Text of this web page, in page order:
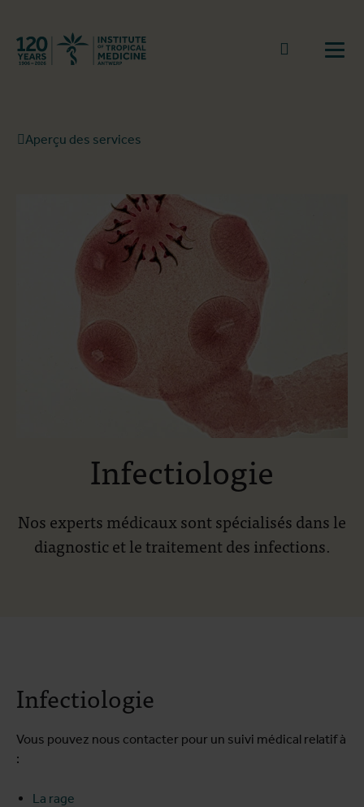
Retourner à la page d'accueil
go to
Aperçu des services
Infectiologie
Nos experts médicaux sont spécialisés dans le
diagnostic et le traitement des infections.
Infectiologie
Vous pouvez nous contacter pour un suivi médical relatif à
:
La rage